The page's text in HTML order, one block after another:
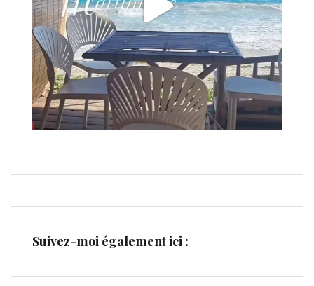
Suivez-moi également ici :